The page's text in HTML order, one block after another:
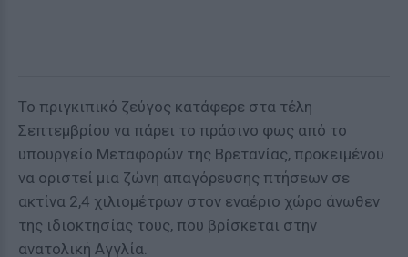
Το πριγκιπικό ζεύγος κατάφερε στα τέλη
Σεπτεμβρίου να πάρει το πράσινο φως από το
υπουργείο Μεταφορών της Βρετανίας, προκειμένου
να οριστεί μια ζώνη απαγόρευσης πτήσεων σε
ακτίνα 2,4 χιλιομέτρων στον εναέριο χώρο άνωθεν
της ιδιοκτησίας τους, που βρίσκεται στην
ανατολική Αγγλία.